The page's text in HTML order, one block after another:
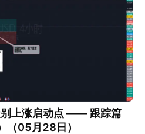
上涨启动点 —— 跟踪篇
05月28日）